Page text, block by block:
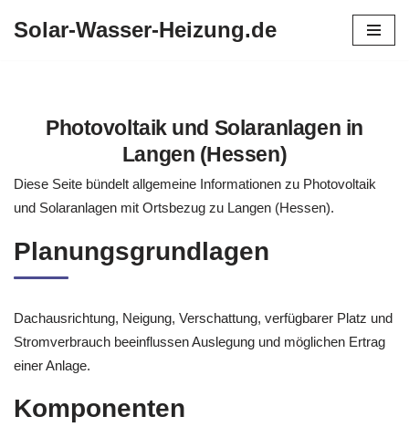
Solar-Wasser-Heizung.de
Photovoltaik und Solaranlagen in
Langen (Hessen)
Diese Seite bündelt allgemeine Informationen zu Photovoltaik
und Solaranlagen mit Ortsbezug zu Langen (Hessen).
Planungsgrundlagen
Dachausrichtung, Neigung, Verschattung, verfügbarer Platz und
Stromverbrauch beeinflussen Auslegung und möglichen Ertrag
einer Anlage.
Komponenten